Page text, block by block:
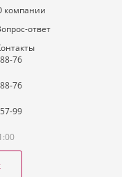
компании
ответ
76
76
99